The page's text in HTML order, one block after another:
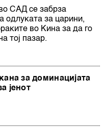
САД се забрза
одлуката за царини,
во Кина за да го
тој пазар.
за доминацијата
јенот